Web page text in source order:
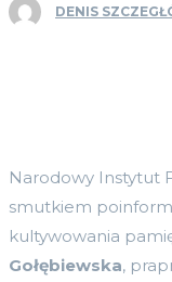
DENIS
Narodowy Instytut
smutkiem
kultywowania
Gołębiewska,